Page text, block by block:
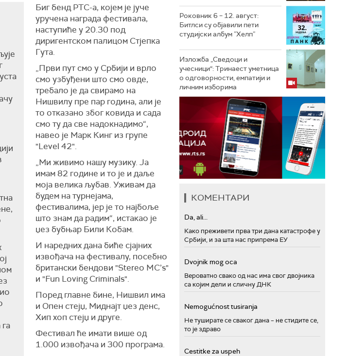
Биг бенд РТС-а, којем је јуче
уручена награда фестивала,
наступиће у 20.30 под
диригентском палицом Стјепка
Гута.
„Први пут смо у Србији и врло
смо узбуђени што смо овде,
требало је да свирамо на
Нишвилу пре пар година, али је
то отказано због ковида и сада
смо ту да све надокнадимо“,
навео је Марк Кинг из групе
"Level 42".
„Ми живимо нашу музику. Ја
имам 82 године и то је и даље
моја велика љубав. Уживам да
будем на турнејама,
фестивалима, јер је то најбоље
што знам да радим“, истакао је
џез бубњар Били Кобам.
И наредних дана биће сјајних
извођача на фестивалу, посебно
британски бендови "Stereo MC’s"
и "Fun Loving Criminals".
Поред главне бине, Нишвил има
и Опен стејџ, Миднајт џез денс,
Хип хоп стејџ и друге.
Фестивал ће имати више од
1.000 извођача и 300 програма.
Роковник 6 – 12. август:
Битлси су објавили пети
студијски албум ”Хелп”
Изложба „Сведоци и
учесници“: Тринаест уметница
о одговорности, емпатији и
личним изборима
КОМЕНТАРИ
Da, ali...
Како преживети прва три дана катастрофе у
Србији, и за шта нас припрема ЕУ
Dvojnik mog oca
Вероватно свако од нас има свог двојника
са којим дели и сличну ДНК
Nemogućnost tusiranja
Не туширате се сваког дана – не стидите се,
то је здраво
Cestitke za uspeh